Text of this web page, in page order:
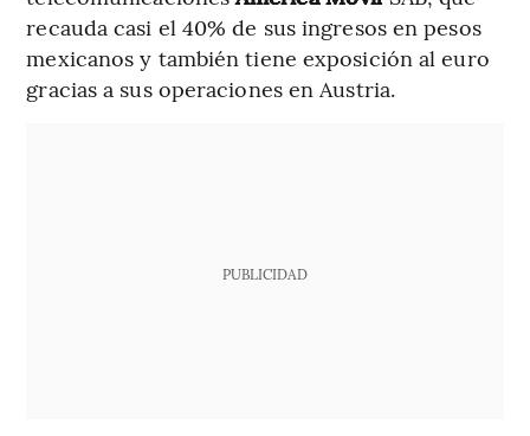
recauda casi el 40% de sus ingresos en pesos
mexicanos y también tiene exposición al euro
gracias a sus operaciones en Austria.
PUBLICIDAD